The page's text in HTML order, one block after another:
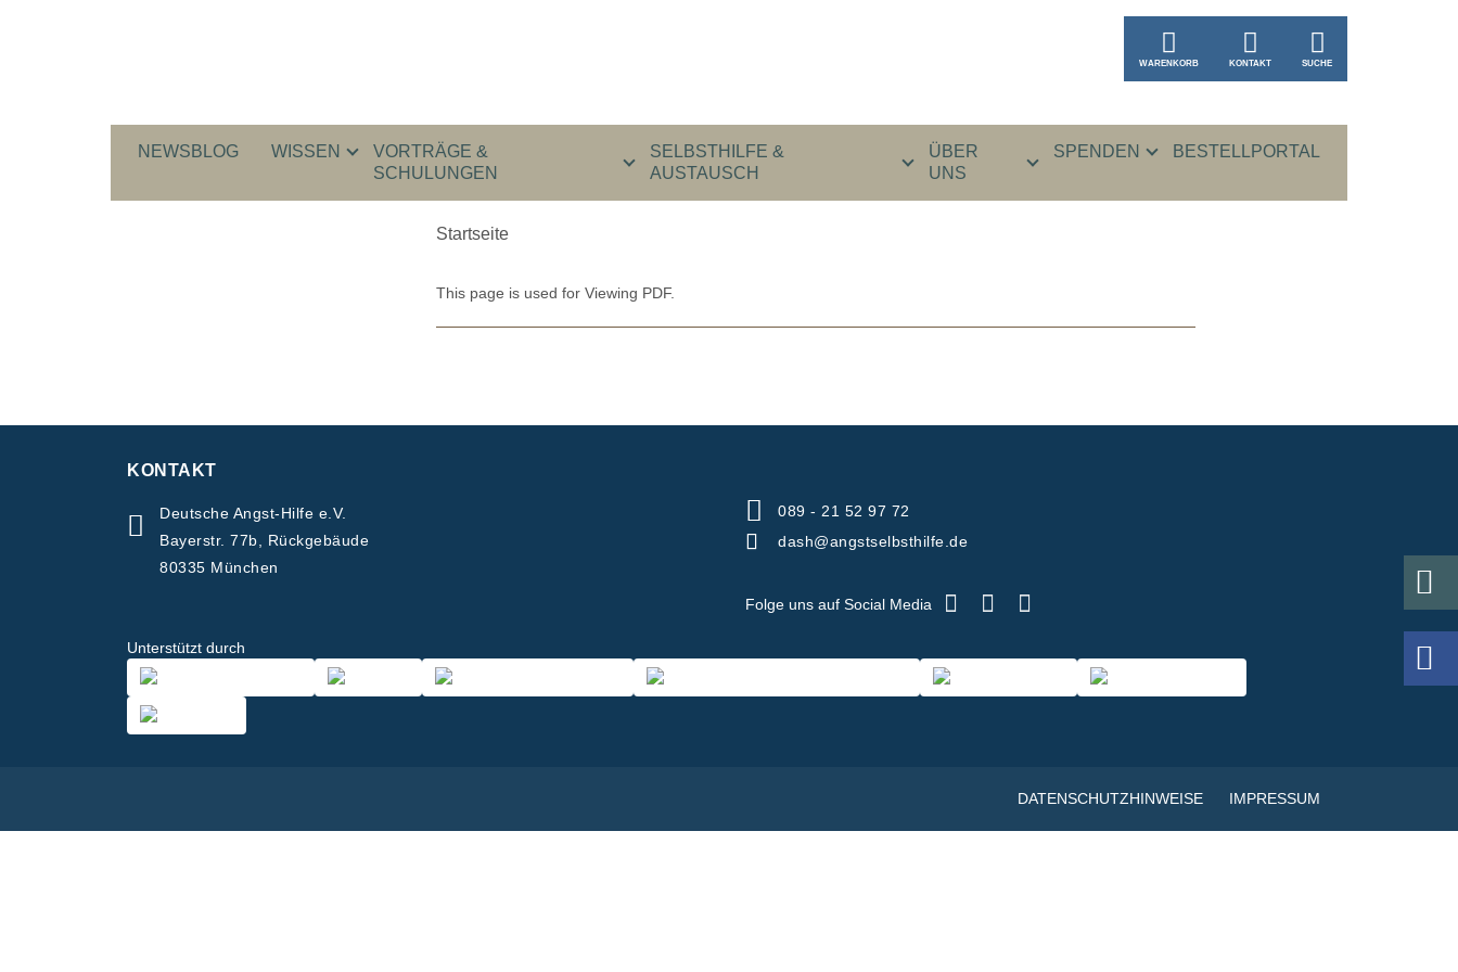
WARENKORB KONTAKT SUCHE
NEWSBLOG WISSEN
VORTRÄGE &
SCHULUNGEN
SELBSTHILFE &
AUSTAUSCH
ÜBER
UNS
SPENDEN BESTELLPORTAL
Startseite
This page is used for Viewing PDF.
KONTAKT
Deutsche Angst-Hilfe e.V.
Bayerstr. 77b, Rückgebäude
80335 München
089 - 21 52 97 72
dash@angstselbsthilfe.de
Folge uns auf Social Media
Unterstützt durch
DATENSCHUTZHINWEISE IMPRESSUM